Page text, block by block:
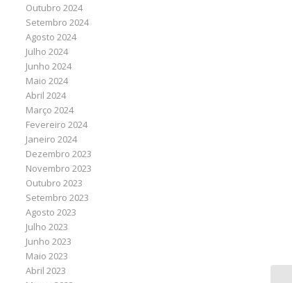
Outubro 2024
Setembro 2024
Agosto 2024
Julho 2024
Junho 2024
Maio 2024
Abril 2024
Março 2024
Fevereiro 2024
Janeiro 2024
Dezembro 2023
Novembro 2023
Outubro 2023
Setembro 2023
Agosto 2023
Julho 2023
Junho 2023
Maio 2023
Abril 2023